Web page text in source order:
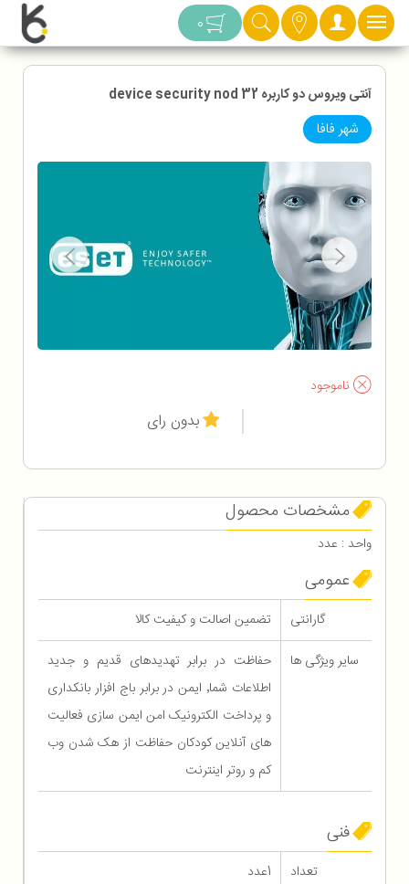
دسته بندی 0
آنتی ویروس دو کاربره device security nod 32
شهر فافا
ناموجود
بدون رای
مشخصات محصول
واحد : عدد
عمومی
گارانتی
تضمین اصالت و کیفیت کالا
سایر ویژگی ها
حفاظت در برابر تهدیدهای قدیم و جدید
اطلاعات شما٬ ایمن در برابر باج افزار بانکداری
و پرداخت الکترونیک امن ایمن سازی فعالیت
های آنلاین کودکان حفاظت از هک شدن وب
کم و روتر اینترنت
فنی
تعداد
1عدد